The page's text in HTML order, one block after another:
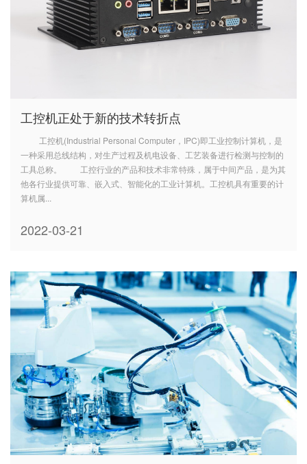
工控机正处于新的技术转折点
工控机(Industrial Personal Computer，IPC)即工业控制计算机，是
一种采用总线结构，对生产过程及机电设备、工艺装备进行检测与控制的
工具总称。 工控行业的产品和技术非常特殊，属于中间产品，是为其
他各行业提供可靠、嵌入式、智能化的工业计算机。工控机具有重要的计
算机属...
2022-03-21